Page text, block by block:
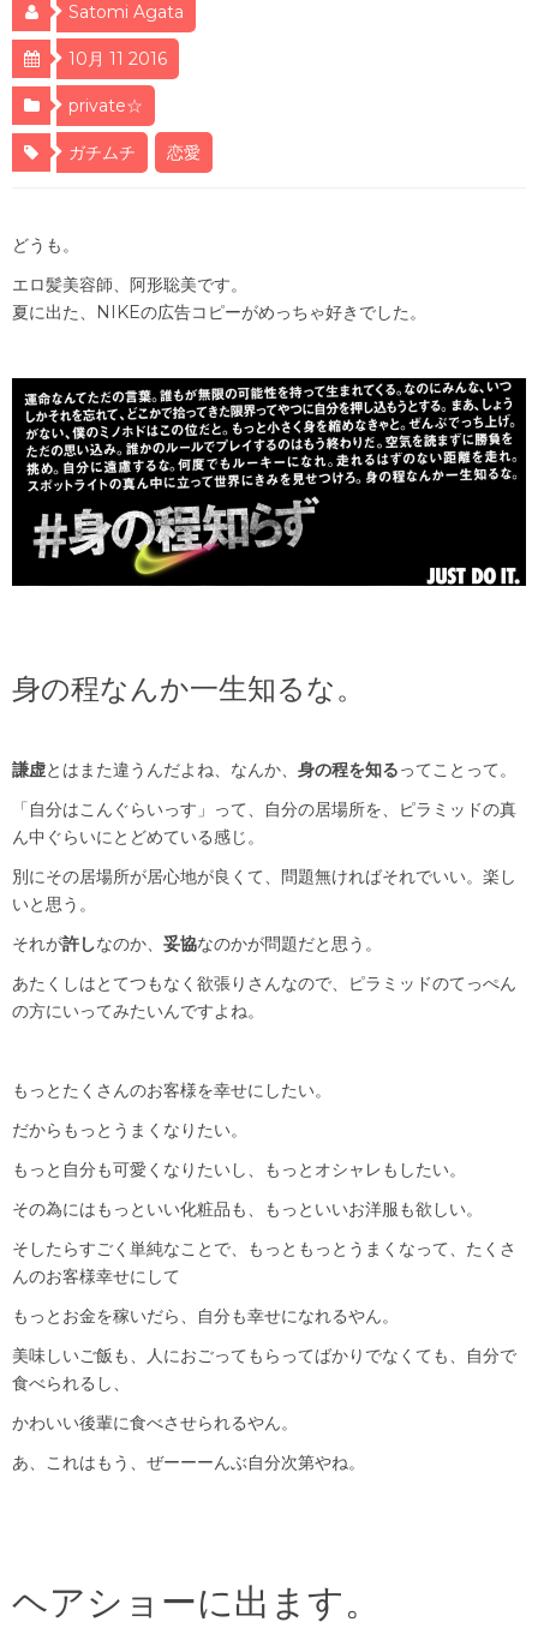
Satomi Agata
10月 11 2016
private☆
ガチムチ 恋愛
どうも。
エロ髪美容師、阿形聡美です。
夏に出た、NIKEの広告コピーがめっちゃ好きでした。
身の程なんか一生知るな。
謙虚とはまた違うんだよね、なんか、 身の程を知るってことって。
「自分はこんぐらいっす」って、自分の居場所を、ピラミッドの真
ん中ぐらいにとどめている感じ。
別にその居場所が居心地が良くて、問題無ければそれでいい。楽し
いと思う。
それが許しなのか、 妥協なのかが問題だと思う。
あたくしはとてつもなく欲張りさんなので、ピラミッドのてっぺん
の方にいってみたいんですよね。
もっとたくさんのお客様を幸せにしたい。
だからもっとうまくなりたい。
もっと自分も可愛くなりたいし、もっとオシャレもしたい。
その為にはもっといい化粧品も、もっといいお洋服も欲しい。
そしたらすごく単純なことで、もっともっとうまくなって、たくさ
んのお客様幸せにして
もっとお金を稼いだら、自分も幸せになれるやん。
美味しいご飯も、人におごってもらってばかりでなくても、自分で
食べられるし、
かわいい後輩に食べさせられるやん。
あ、これはもう、ぜーーーんぶ自分次第やね。
ヘアショーに出ます。